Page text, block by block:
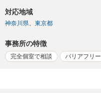
対応地域
神奈川県 東京都
事務所の特徴
完全個室で相談 バリアフリー